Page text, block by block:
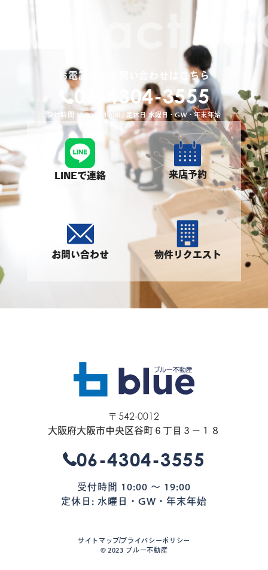
お電話でのお問い合わせはこちら
06-4304-3555
受付時間 10:00 〜 19:00 / 定休日 水曜日・GW・年末年始
LINEで連絡 来店予約
お問い合わせ 物件リクエスト
〒542-0012
大阪府大阪市中央区谷町６丁目３−１８
06-4304-3555
受付時間 10:00 〜 19:00
定休日: 水曜日・GW・年末年始
©︎ 2023 ブルー不動産
サイトマッププライバシーポリシー